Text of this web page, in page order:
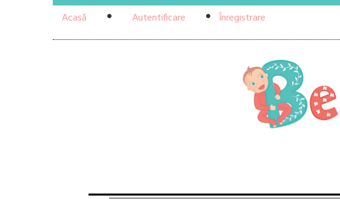
Acasă Autentificare Înregistrare